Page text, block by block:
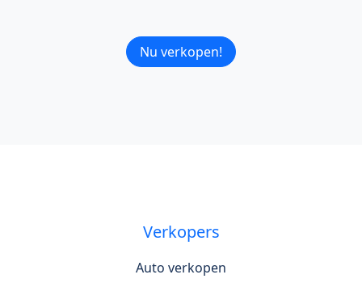
Nu verkopen!
Verkopers
Auto verkopen